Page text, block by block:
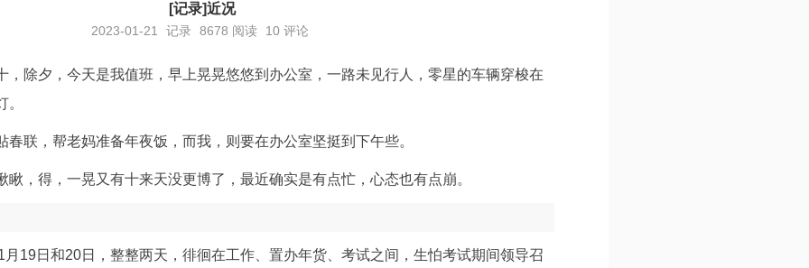
[记录]近况
2023-01-21 记录 8678 阅读 10 评论
，除夕，今天是我值班，早上晃晃悠悠到办公室，一路未见行人，零星的车辆穿梭在
春联，帮老妈准备年夜饭，而我，则要在办公室坚挺到下午些。
瞅，得，一晃又有十来天没更博了，最近确实是有点忙，心态也有点崩。
19日和20日，整整两天，徘徊在工作、置办年货、考试之间，生怕考试期间领导召